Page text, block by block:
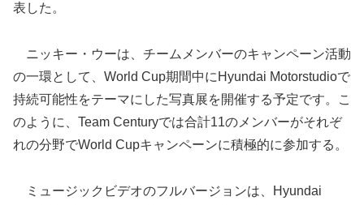
表した。
ニッキー・ウーは、チームメンバーのキャンペーン活動
の一環として、World Cup期間中にHyundai Motorstudioで
持続可能性をテーマにした写真展を開催する予定です。こ
のように、Team Centuryでは合計11のメンバーがそれぞ
れの分野でWorld Cupキャンペーンに積極的に参加する。
ミュージックビデオのフルバージョンは、Hyundai